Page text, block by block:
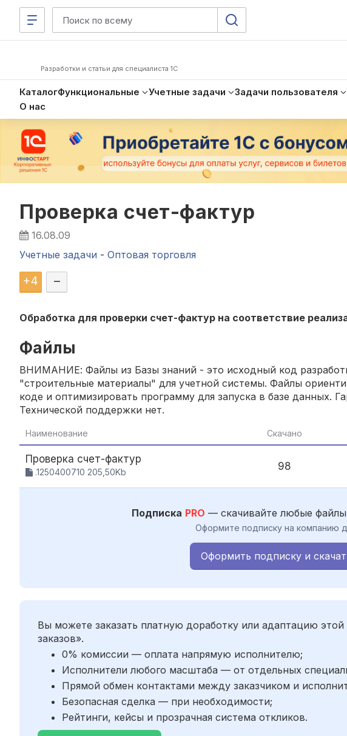
Разработки и статьи для специалиста 1С
КаталогФункциональные Учетные задачи Задачи пользователя
О нас
Проверка счет-фактур
16.08.09
Учетные задачи - Оптовая торговля
+4 –
Обработка для проверки счет-фактур на соответствие
Файлы
ВНИМАНИЕ: Файлы из Базы знаний - это исходный код
"строительные материалы" для учетной системы. Файлы
коде и оптимизировать программу для запуска в базе данных.
Технической поддержки нет.
Наименование Скачано
Проверка счет-фактур
.1250400710 205,50Kb 98
Подписка PRO — скачивайте любые
Оформите подписку на компанию
Оформить подписку и
Вы можете заказать платную доработку или адаптацию
заказов».
0% комиссии — оплата напрямую исполнителю;
Исполнители любого масштаба — от отдельных
Прямой обмен контактами между заказчиком и
Безопасная сделка — при необходимости;
Рейтинги, кейсы и прозрачная система откликов.